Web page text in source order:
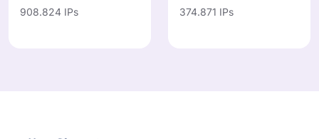
908.824 IPs 374.871 IPs